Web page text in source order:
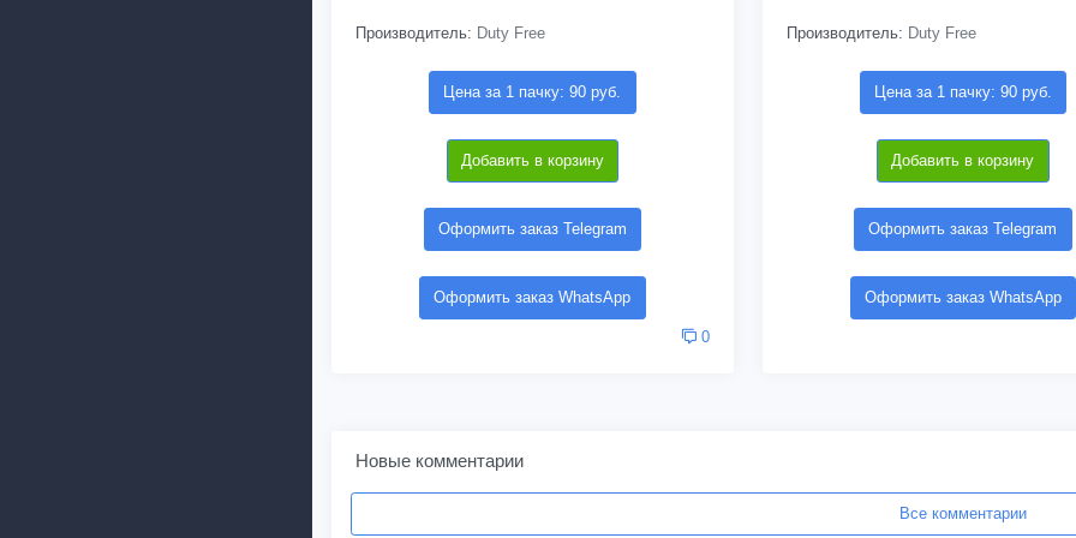
Производитель: Duty Free
Цена за 1 пачку: 90 руб.
Добавить в корзину
Оформить заказ Telegram
Оформить заказ WhatsApp
0
Производитель: Duty Free
Цена за 1 пачку: 90 руб.
Добавить в корзину
Оформить заказ Telegram
Оформить заказ WhatsApp
Новые комментарии
Все комментарии